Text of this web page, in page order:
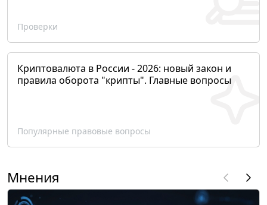
Проверки
Криптовалюта в России - 2026: новый закон и
правила оборота "крипты". Главные вопросы
Популярные правовые вопросы
Мнения